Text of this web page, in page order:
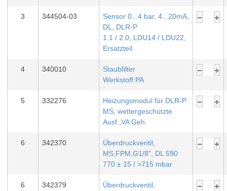
3 344504-03
Sensor 0...4 bar, 4...20mA,
DL, DLR-P
1.1 / 2.0, LDU14 / LDU22,
Ersatzteil
4 340010
Staubfilter
Werkstoff PA
5 332276
Heizungsmodul für DLR-P
MS, wettergeschützte
Ausf.,VA Geh.
6 342370
Überdruckventil,
MS,FPM,G1/8", DL 590
770 ± 15 / >715 mbar
6 342379
Überdruckventil,